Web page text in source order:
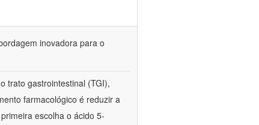
inovadora para o
trato gastrointestinal (TGI),
farmacológico é reduzir a
escolha o ácido 5-